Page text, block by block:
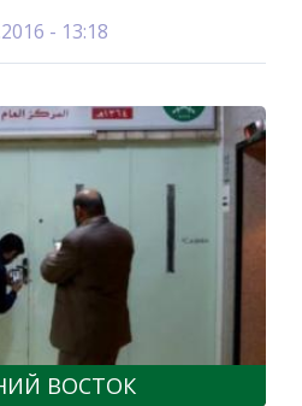
- 13:18
ВОСТОК